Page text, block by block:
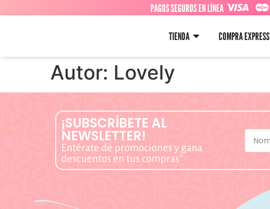
PAGOS SEGUROS EN LÍNEA
TIENDA COMPRA EXPRESS
Autor: Lovely
¡SUBSCRÍBETE AL
NEWSLETTER!
Entérate de promociones y gana
descuentos en tus compras*